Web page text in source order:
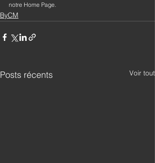
notre Home Page.
ByCM
Posts récents Voir tout